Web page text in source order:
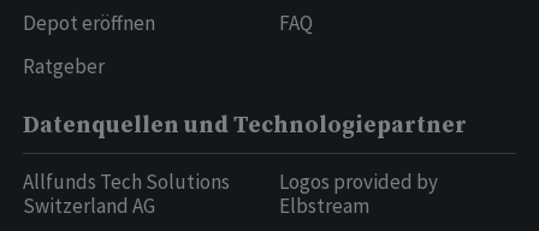
Depot eröffnen
Ratgeber
FAQ
Datenquellen und Technologiepartner
Allfunds Tech Solutions
Switzerland AG
Logos provided by
Elbstream